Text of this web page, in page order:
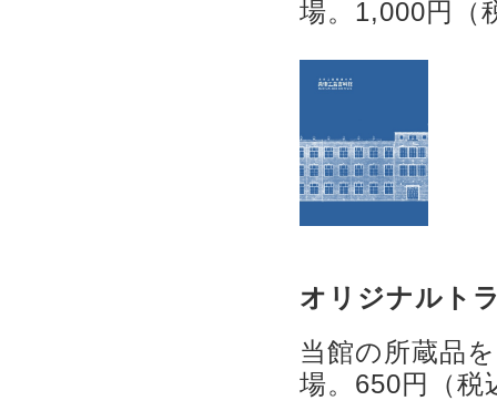
場。1,000円（
オリジナルト
当館の所蔵品
場。650円（税